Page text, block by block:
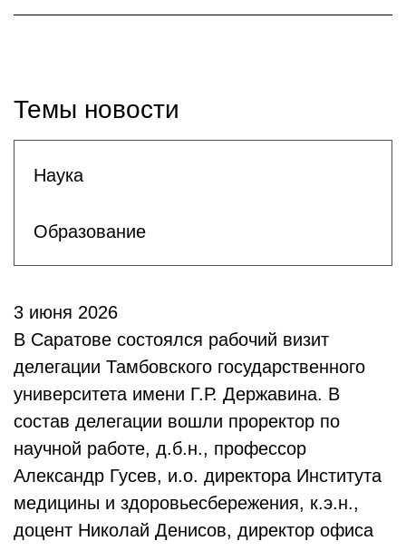
Темы новости
Наука
Образование
3 июня 2026
В Саратове состоялся рабочий визит
делегации Тамбовского государственного
университета имени Г.Р. Державина. В
состав делегации вошли проректор по
научной работе, д.б.н., профессор
Александр Гусев, и.о. директора Института
медицины и здоровьесбережения, к.э.н.,
доцент Николай Денисов, директор офиса